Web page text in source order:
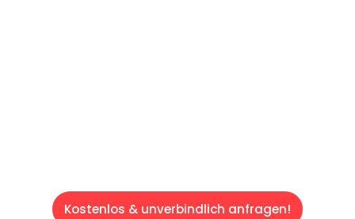
Kostenlos & unverbindlich anfragen!